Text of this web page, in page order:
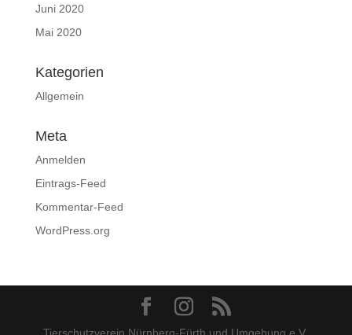
Juni 2020
Mai 2020
Kategorien
Allgemein
Meta
Anmelden
Eintrags-Feed
Kommentar-Feed
WordPress.org